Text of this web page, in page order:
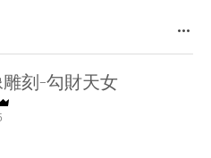
刻-勾財天女